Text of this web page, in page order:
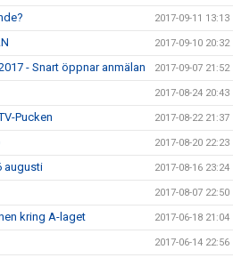
2017-09-11 13:13
2017-09-10 20:32
- Snart öppnar anmälan 2017-09-07 21:52
2017-08-24 20:43
Pucken 2017-08-22 21:37
2017-08-20 22:23
augusti 2017-08-16 23:24
2017-08-07 22:50
kring A-laget 2017-06-18 21:04
2017-06-14 22:56